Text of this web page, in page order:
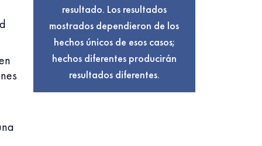
resultado. Los resultados
mostrados dependieron de los
hechos únicos de esos casos;
hechos diferentes producirán
resultados diferentes.